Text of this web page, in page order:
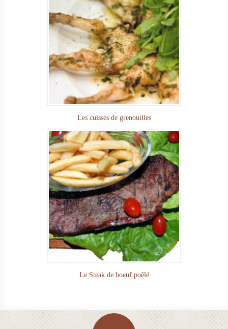
Les cuisses de grenouilles
Le Steak de boeuf poêlé